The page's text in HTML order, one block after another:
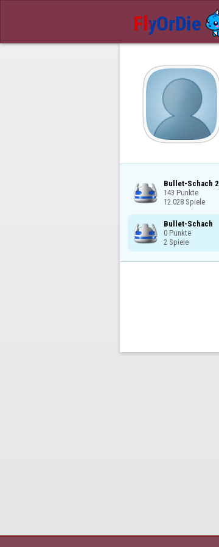
Bullet-Schach 2
143 Punkte
12.028 Spiele
Bullet-Schach
0 Punkte
2 Spiele